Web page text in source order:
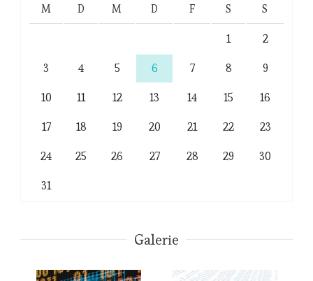
M D M D F S S
1
2
3
4 5 6 7 8
9
10
11 12 13 14 15
16
17
18 19 20 21 22
23
24
25 26 27 28 29
30
31
Galerie